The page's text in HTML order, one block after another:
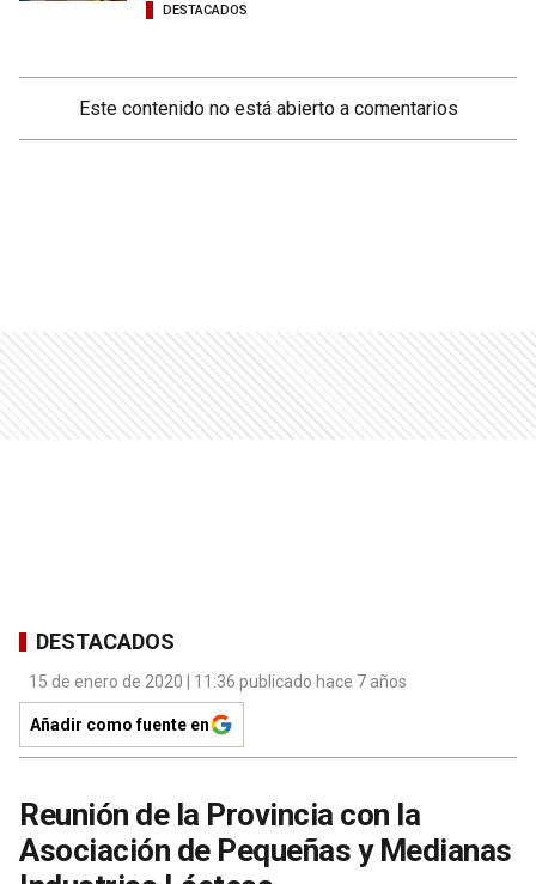
DESTACADOS
Este contenido no está abierto a comentarios
DESTACADOS
15 de enero de 2020 | 11:36 publicado hace 7 años
Añadir como fuente en
Reunión de la Provincia con la
Asociación de Pequeñas y Medianas